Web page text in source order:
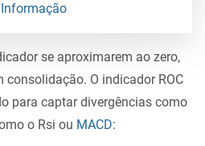
se aproximarem ao zero,
consolidação. O indicador ROC
para captar divergências como
o Rsi ou MACD: